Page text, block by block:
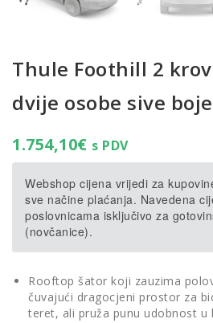
Thule Foothill 2
dvije osobe sive boje
1.754,10€ s PDV
Webshop cijena vrijedi za
sve načine plaćanja. Navedena
poslovnicama isključivo za
(novčanice).
Rooftop šator koji zauzima
čuvajući dragocjeni prostor za
teret, ali pruža punu udobnost u